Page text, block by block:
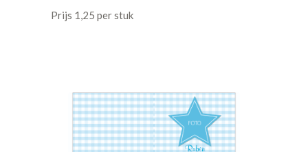
Prijs 1,25 per stuk